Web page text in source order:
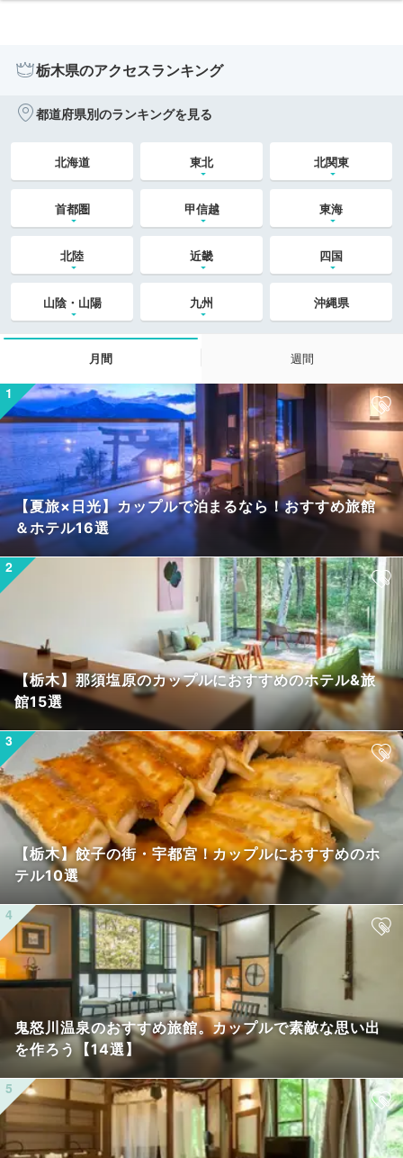
栃木県のアクセスランキング
都道府県別のランキングを見る
北海道 東北 北関東
首都圏 甲信越 東海
北陸 近畿 四国
山陰・山陽 九州 沖縄県
月間 週間
【夏旅×日光】カップルで泊まるなら！おすすめ旅館
＆ホテル16選
【栃木】那須塩原のカップルにおすすめのホテル&旅
館15選
【栃木】餃子の街・宇都宮！カップルにおすすめのホ
テル10選
鬼怒川温泉のおすすめ旅館。カップルで素敵な思い出
を作ろう【14選】